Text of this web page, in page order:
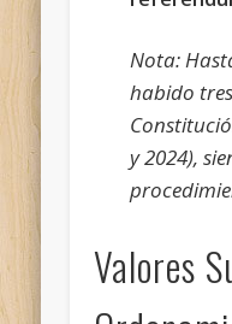
Nota:
habido
y 2024),
Valores